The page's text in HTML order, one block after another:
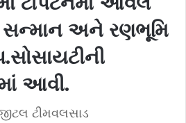
સન્માન અને રણભૂમિ
આવી.
ટીમવલસાડ